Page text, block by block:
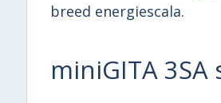
breed energiescala.
miniGITA 3SA